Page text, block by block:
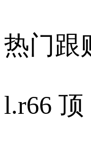
热门跟
l.r66 顶